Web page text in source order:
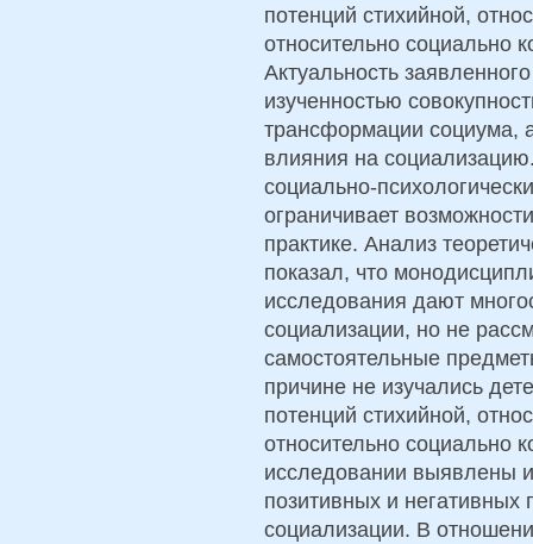
потенций стихийной,
относительно социально
Актуальность
изученностью
трансформации социума,
влияния на
социально-
ограничивает
практике. Анализ
показал, что
исследования дают
социализации, но не
самостоятельные
причине не изучались
потенций стихийной,
относительно социально
исследовании выявлены
позитивных и
социализации. В